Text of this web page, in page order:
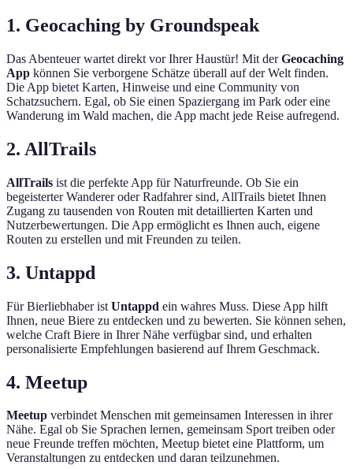
1. Geocaching by Groundspeak
Das Abenteuer wartet direkt vor Ihrer Haustür! Mit derGeocaching
App können Sie verborgene Schätze überall auf der Welt finden.
Die App bietet Karten, Hinweise und eine Community von
Schatzsuchern. Egal, ob Sie einen Spaziergang im Park oder eine
Wanderung im Wald machen, die App macht jede Reise aufregend.
2. AllTrails
AllTrails ist die perfekte App für Naturfreunde. Ob Sie ein
begeisterter Wanderer oder Radfahrer sind, AllTrails bietet Ihnen
Zugang zu tausenden von Routen mit detaillierten Karten und
Nutzerbewertungen. Die App ermöglicht es Ihnen auch, eigene
Routen zu erstellen und mit Freunden zu teilen.
3. Untappd
Für Bierliebhaber ist Untappd ein wahres Muss. Diese App hilft
Ihnen, neue Biere zu entdecken und zu bewerten. Sie können sehen,
welche Craft Biere in Ihrer Nähe verfügbar sind, und erhalten
personalisierte Empfehlungen basierend auf Ihrem Geschmack.
4. Meetup
Meetup verbindet Menschen mit gemeinsamen Interessen in ihrer
Nähe. Egal ob Sie Sprachen lernen, gemeinsam Sport treiben oder
neue Freunde treffen möchten, Meetup bietet eine Plattform, um
Veranstaltungen zu entdecken und daran teilzunehmen.